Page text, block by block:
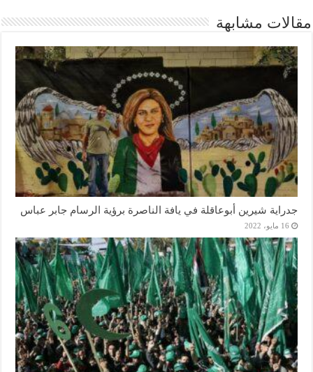
مقالات مشابهة
جدراية شيرين أبوعاقلة في يافة الناصرة برؤية الرسام جابر عباس
16 مايو، 2022